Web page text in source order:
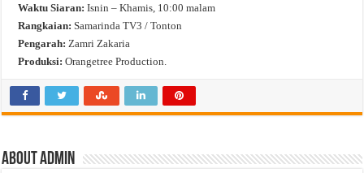
Waktu Siaran: Isnin – Khamis, 10:00 malam
Rangkaian:Samarinda TV3 / Tonton
Pengarah: Zamri Zakaria
Produksi: Orangetree Production.
About admin